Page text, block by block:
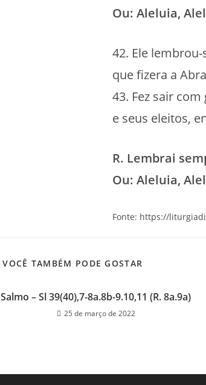
Ou: Aleluia,
42. Ele
que fizera a
43. Fez sair
e seus eleitos,
R. Lembrai
Ou: Aleluia,
Fonte: https://
VOCÊ TAMBÉM PODE GOSTAR
Salmo – Sl 39(40),7-8a.8b-9.10,11 (R. 8a.9a)
25 de março de 2022